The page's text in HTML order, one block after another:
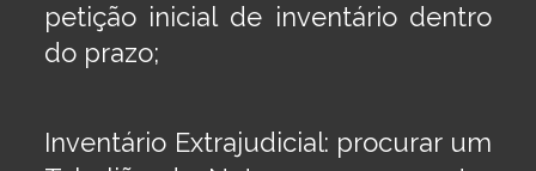
petição inicial de inventário dentro
do prazo;
Inventário Extrajudicial: procurar um